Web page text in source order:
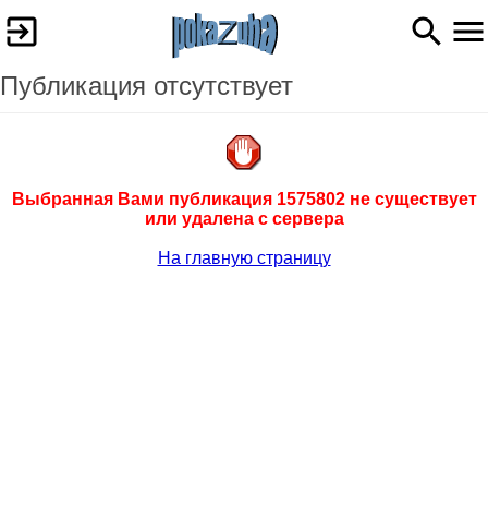
Публикация отсутствует
Выбранная Вами публикация 1575802 не существует
или удалена с сервера
На главную страницу